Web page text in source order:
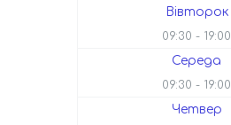
Вівторок
09:30 19:00
Середа
09:30 19:00
Четвер